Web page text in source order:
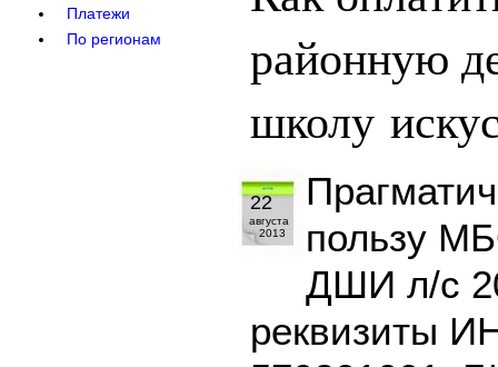
Платежи
По регионам
районную
школу
22
августа
2013
пользу
ДШИ л/с
реквизиты